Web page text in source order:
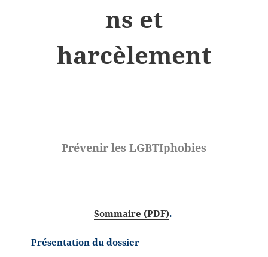
ns et
harcèlement
Prévenir les LGBTIphobies
Sommaire (PDF).
Présentation du dossier